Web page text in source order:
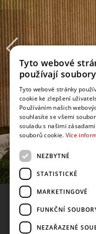
Tyto webové
používají
Tyto webové stránky
cookie ke zlepšení
Používáním našich
souhlasíte se všemi
souladu s našimi
souborů cookie. Více
NEZBYTNÉ
STATISTICKÉ
MARKETINGOVÉ
FUNKČNÍ
NEZAŘAZENÉ